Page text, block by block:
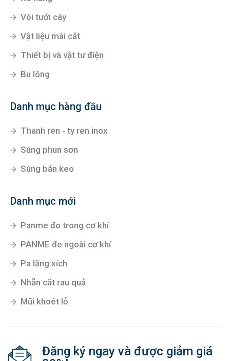
Vòi tưới cây
Vật liệu mài cắt
Thiết bị và vật tư điện
Bu lông
Danh mục hàng đầu
Thanh ren - ty ren inox
Súng phun sơn
Súng bắn keo
Danh mục mới
Panme đo trong cơ khí
PANME đo ngoài cơ khí
Pa lăng xích
Nhẵn cắt rau quả
Mũi khoét lỗ
Đăng ký ngay và được giảm giá